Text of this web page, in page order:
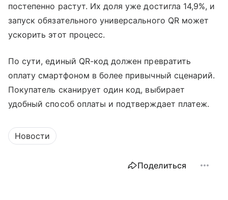
постепенно растут. Их доля уже достигла 14,9%, и
запуск обязательного универсального QR может
ускорить этот процесс.
По сути, единый QR-код должен превратить
оплату смартфоном в более привычный сценарий.
Покупатель сканирует один код, выбирает
удобный способ оплаты и подтверждает платеж.
Новости
Поделиться